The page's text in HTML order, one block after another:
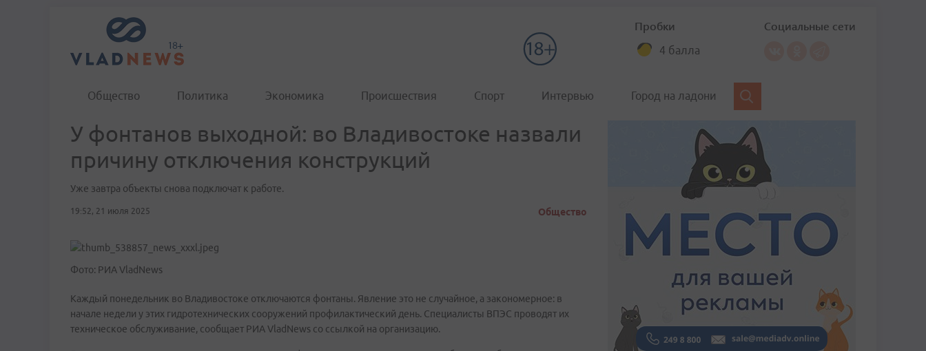
Пробки
4 балла
Социальные сети
Общество Политика Экономика Происшествия Спорт Интервью Город на ладони
У фонтанов выходной: во Владивостоке назвали
причину отключения конструкций
Уже завтра объекты снова подключат к работе.
19:52, 21 июля 2025 Общество
Фото: РИА VladNews
Каждый понедельник во Владивостоке отключаются фонтаны. Явление это не случайное, а закономерное: в
начале недели у этих гидротехнических сооружений профилактический день. Специалисты ВПЭС проводят их
техническое обслуживание, сообщает РИА VladNews со ссылкой на организацию.